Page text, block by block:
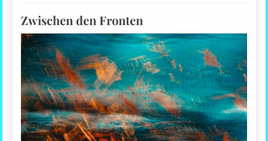
Zwischen den Fronten